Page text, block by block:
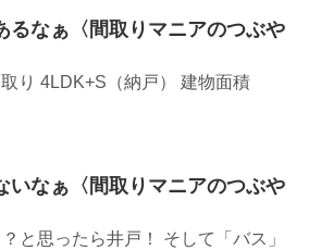
なぁ〈間取りマニアのつぶや
り 4LDK+S（納戸） 建物面積
いなぁ〈間取りマニアのつぶや
と思ったら井戸！ そして「バス」